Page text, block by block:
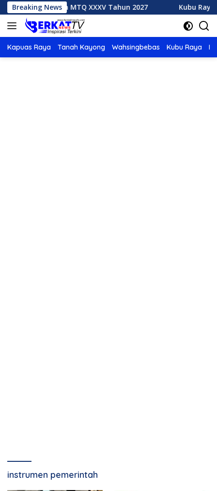
Langsung
ke
konten
Breaking News
Rumah MTQ XXXV Tahun 2027 Kubu Raya
Kapuas Raya Tanah Kayong Wahsingbebas Kubu Raya
instrumen pemerintah